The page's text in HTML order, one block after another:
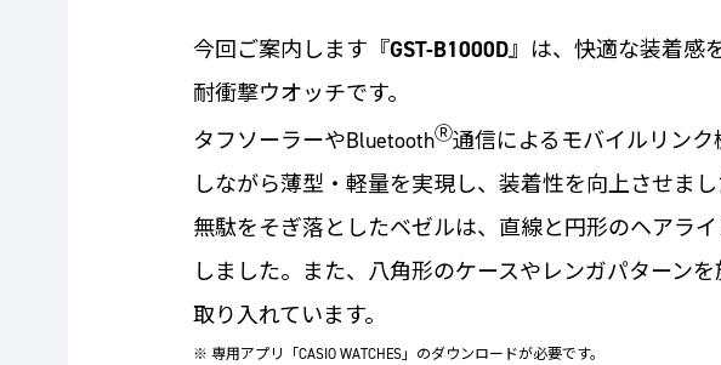
今回ご案内します『GST-B1000D』は、快適な装着感
耐衝撃ウオッチです。
タフソーラーやBluetoothⓇ通信によるモバイルリンク
しながら薄型・軽量を実現し、装着性を向上させまし
無駄をそぎ落としたベゼルは、直線と円形のヘアラ
しました。また、八角形のケースやレンガパターン
取り入れています。
※ 専用アプリ「CASIO WATCHES」のダウンロードが必要です。